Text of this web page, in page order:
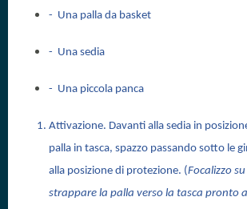
- Una palla da basket
- Una sedia
- Una piccola panca
Attivazione. Davanti alla sedia in
palla in tasca, spazzo passando sotto le
alla posizione di protezione. (Focalizzo
strappare la palla verso la tasca pronto